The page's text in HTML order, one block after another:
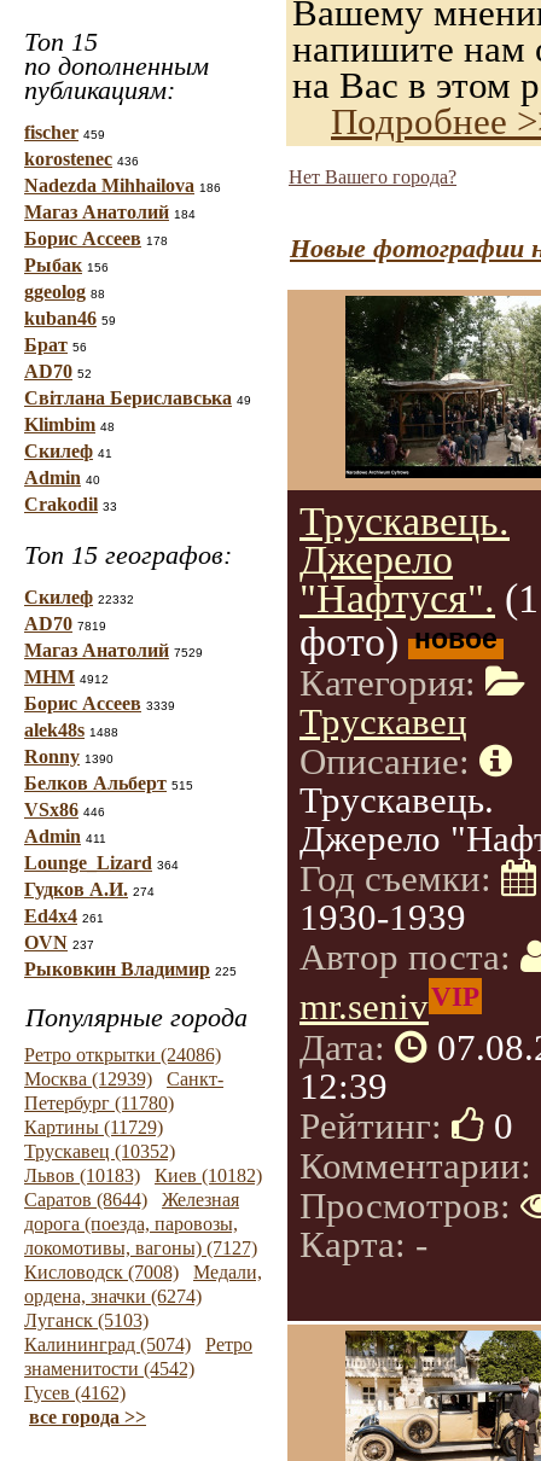
Топ 15
по дополненным
публикациям:
fischer 459
korostenec 436
Nadezda Mihhailova 186
Магаз Анатолий 184
Борис Ассеев 178
Рыбак 156
ggeolog 88
kuban46 59
Брат 56
AD70 52
Світлана Бериславська 49
Klimbim 48
Скилеф 41
Admin 40
Crakodil 33
Топ 15 географов:
Скилеф 22332
AD70 7819
Магаз Анатолий 7529
МНМ 4912
Борис Ассеев 3339
alek48s 1488
Ronny 1390
Белков Альберт 515
VSx86 446
Admin 411
Lounge_Lizard 364
Гудков А.И. 274
Ed4x4 261
OVN 237
Рыковкин Владимир 225
Популярные города
Ретро открытки (24086)
Москва (12939)
Санкт-
Петербург (11780)
Картины (11729)
Трускавец (10352)
Львов (10183)
Киев (10182)
Саратов (8644)
Железная
дорога (поезда, паровозы,
локомотивы, вагоны) (7127)
Кисловодск (7008)
Медали,
ордена, значки (6274)
Луганск (5103)
Калининград (5074)
Ретро
знаменитости (4542)
Гусев (4162)
все города >>
Вашему
напишите нам
на Вас в этом
Подробнее
Нет Вашего города?
Новые фотографии
Трускавець.
Джерело
"Нафтуся". (1
фото) новое
Категория:
Трускавец
Описание:
Трускавець.
Джерело
Год съемки:
1930-1939
Автор поста:
mr.senivVIP
Дата:
12:39
Рейтинг:
0
Комментарии:
Просмотров:
Карта: -